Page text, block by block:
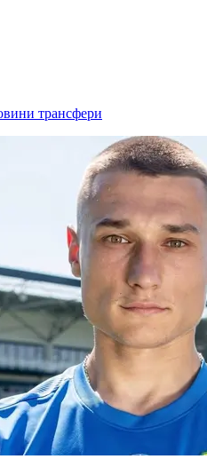
трансфери